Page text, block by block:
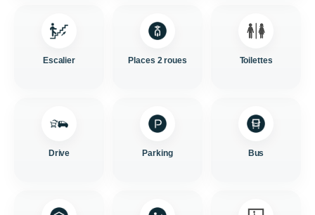
Escalier Places 2 roues Toilettes
Drive Parking Bus